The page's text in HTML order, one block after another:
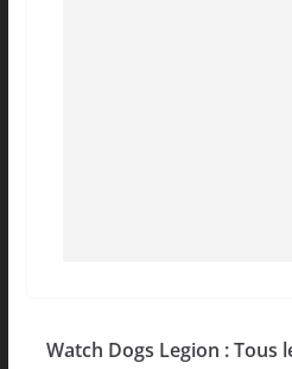
Watch Dogs Legion : Tous